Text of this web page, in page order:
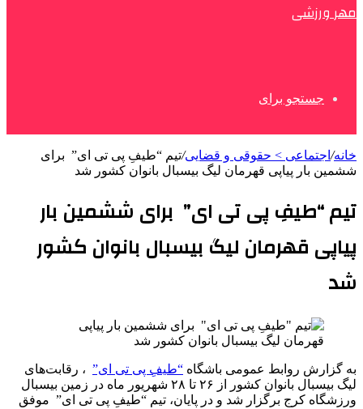
مهر ورزشی
جستجو برای
خانه/ اجتماعی > حقوقی و قضایی/تیم “طیفِ پی تی ای” برای
ششمین بار پیاپی قهرمان لیگ بیسبال بانوان کشور شد
تیم “طیفِ پی تی ای” برای ششمین بار
پیاپی قهرمان لیگ بیسبال بانوان کشور
شد
به گزارش روابط عمومی باشگاه “طیفِ پی تی ای” ، رقابت‌های
لیگ بیسبال بانوان کشور از ۲۶ تا ۲۸ شهریور ماه در زمین بیسبال
ورزشگاه کرج برگزار شد و در پایان، تیم “طیفِ پی تی ای” موفق